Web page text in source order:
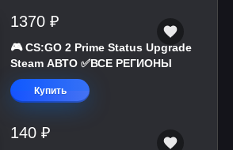
1370 ₽
🎮 CS:GO 2 Prime Status Upgrade
Steam АВТО ✅ВСЕ РЕГИОНЫ
Купить
140 ₽